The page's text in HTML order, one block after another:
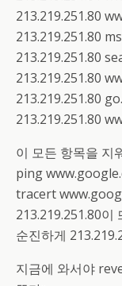
213.219.251.80
213.219.251.80
213.219.251.80
213.219.251.80
213.219.251.80
213.219.251.80
이 모든 항목을 지
ping
tracert
213.219.251.80이
순진하게
지금에 와서야